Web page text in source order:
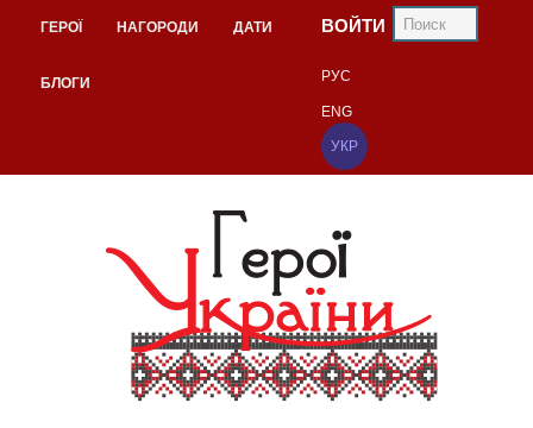
ГЕРОЇ НАГОРОДИ ДАТИ
БЛОГИ
ВОЙТИ
РУС
ENG
УКР